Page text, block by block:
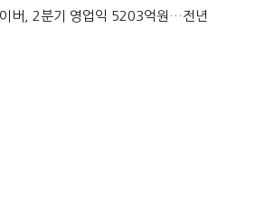
인상·격려...
버, 2분기 영업익 5203억원…전년